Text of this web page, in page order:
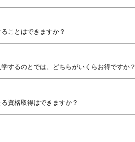
ことはできますか？
するのとでは、どちらがいくらお得ですか？​
資格取得はできますか？